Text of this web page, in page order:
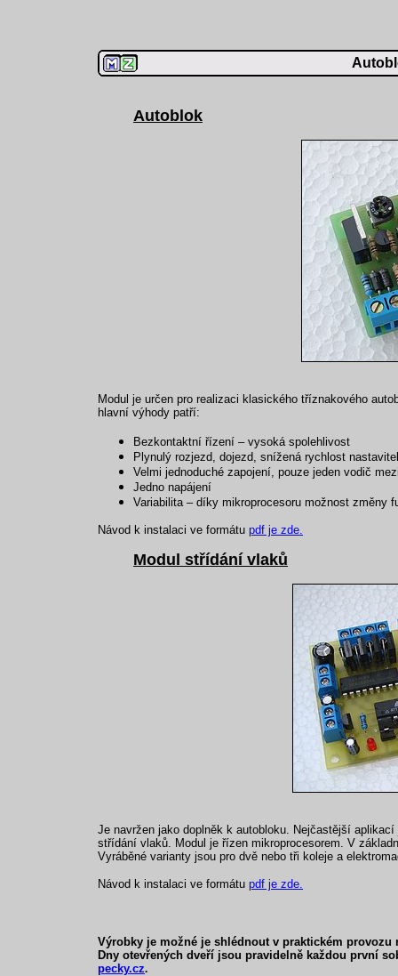
Autoblok
Modul je určen pro realizaci klasického tříznakového
hlavní výhody patří:
Bezkontaktní řízení – vysoká spolehlivost
Plynulý rozjezd, dojezd, snížená rychlost
Velmi jednoduché zapojení, pouze jeden vodič
Jedno napájení
Variabilita – díky mikroprocesoru možnost změny
Návod k instalaci ve formátu pdf je zde.
Modul střídání vlaků
Je navržen jako doplněk k autobloku. Nejčastější
střídání vlaků. Modul je řízen mikroprocesorem. V
Vyráběné varianty jsou pro dvě nebo tři koleje a
Návod k instalaci ve formátu pdf je zde.
Výrobky je možné je shlédnout v praktickém
Dny otevřených dveří jsou pravidelně každou první
pecky.cz.